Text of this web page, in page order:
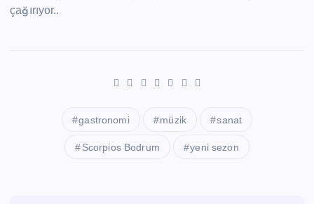
çağırıyor..
gastronomi müzik sanat
Scorpios Bodrum yeni sezon